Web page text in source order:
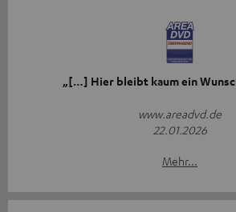
„[…] Hier bleibt kaum ein
www.areadvd.de
22.01.2026
Mehr...